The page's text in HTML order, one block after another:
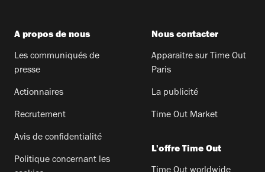
A propos de nous
Les communiqués de
presse
Actionnaires
Recrutement
Avis de confidentialité
Politique concernant les
Nous contacter
Apparaitre sur Time Out
Paris
La publicité
Time Out Market
L'offre Time Out